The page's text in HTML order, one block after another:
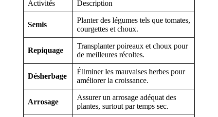
Activités Description
Semis
Planter des légumes tels que tomates,
courgettes et choux.
Repiquage
Transplanter poireaux et choux pour
de meilleures récoltes.
Désherbage
Éliminer les mauvaises herbes pour
améliorer la croissance.
Arrosage
Assurer un arrosage adéquat des
plantes, surtout par temps sec.